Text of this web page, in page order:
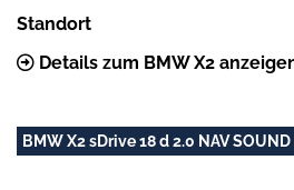
Standort
Details zum BMW X2
BMW X2 sDrive 18 d 2.0 NAV SOUND